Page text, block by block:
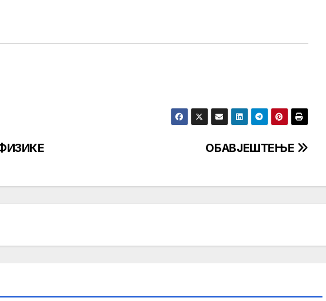
ОБАВЈЕШТЕЊЕ